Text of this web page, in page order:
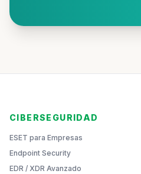
CIBERSEGURIDAD
ESET para Empresas
Endpoint Security
EDR / XDR Avanzado